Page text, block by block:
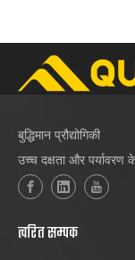
बुद्धिमान प्रौद्योगिकी
उच्च दक्षता और
त्वरित सम्पक